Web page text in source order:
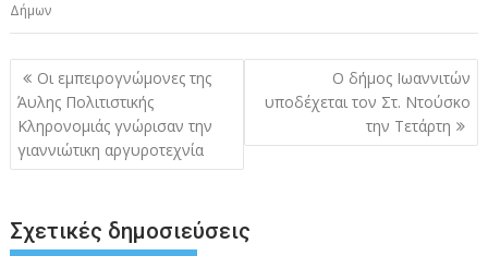
Δήμων
Πλοήγηση
άρθρων
Οι εμπειρογνώμονες της
Άυλης Πολιτιστικής
Κληρονομιάς γνώρισαν την
γιαννιώτικη αργυροτεχνία
Ο δήμος Ιωαννιτών
υποδέχεται τον Στ. Ντούσκο
την Τετάρτη
Σχετικές δημοσιεύσεις